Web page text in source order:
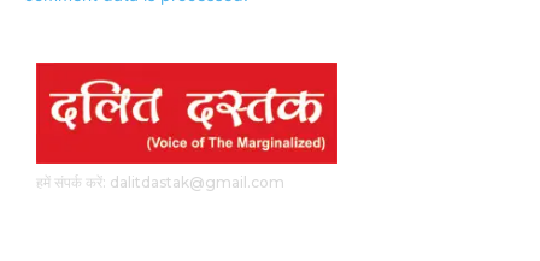
हमें संपर्क करें: dalitdastak@gmail.com